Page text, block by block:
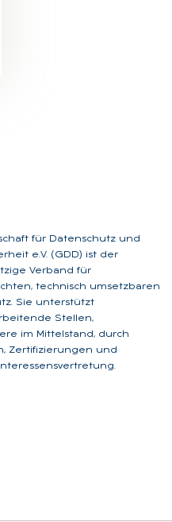
für Datenschutz und
e.V. (GDD) ist der
Verband für
technisch umsetzbaren
Sie unterstützt
Stellen,
im Mittelstand, durch
Zertifizierungen und